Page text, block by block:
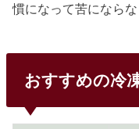
慣になって苦にならな
おすすめの冷